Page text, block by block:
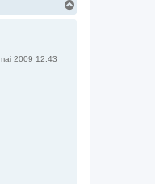
2009 12:43